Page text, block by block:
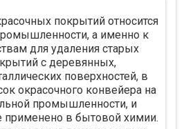
затрат на оборудование
сметы капитальных
объект 14
персонала 16
рабочего времени
рабочего 16
основных
рабочих 18
покрытий относится
а именно к
для удаления старых
с деревянных,
поверхностей, в
окрасочного конвейера на
промышленности, и
в бытовой химии.